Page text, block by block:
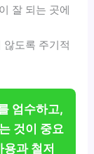
잘 되는 곳에
도록 주기적
엄수하고,
것이 중요
과 철저